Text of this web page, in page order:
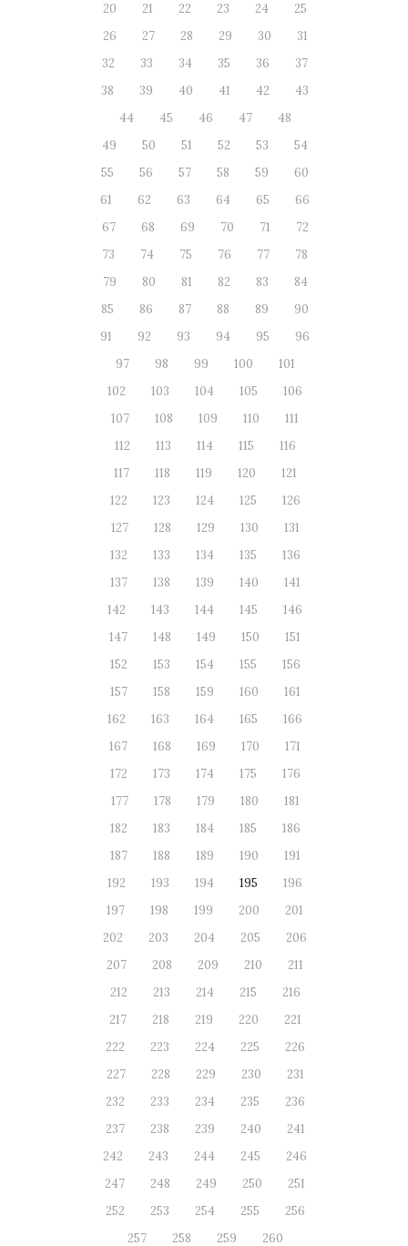
20
21 22 23 24
25
26
27 28 29 30
31
32
33 34 35 36
37
38
39 40 41 42
43
44
45 46 47
48
49
50 51 52 53
54
55
56 57 58 59
60
61
62 63 64 65
66
67
68 69 70 71
72
73
74 75 76 77
78
79
80 81 82 83
84
85
86 87 88 89
90
91
92 93 94 95
96
97
98 99 100
101
102
103 104 105
106
107
108 109 110
111
112
113 114 115
116
117
118 119 120
121
122
123 124 125
126
127
128 129 130
131
132
133 134 135
136
137
138 139 140
141
142
143 144 145
146
147
148 149 150
151
152
153 154 155
156
157
158 159 160
161
162
163 164 165
166
167
168 169 170
171
172
173 174 175
176
177
178 179 180
181
182
183 184 185
186
187
188 189 190
191
192
193 194 195
196
197
198 199 200
201
202
203 204 205
206
207
208 209 210
211
212
213 214 215
216
217
218 219 220
221
222
223 224 225
226
227
228 229 230
231
232
233 234 235
236
237
238 239 240
241
242
243 244 245
246
247
248 249 250
251
252
253 254 255
256
257
258 259 260